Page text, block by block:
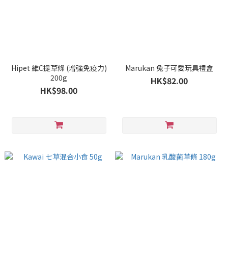
Hipet 維C提草條 (增強免疫力)
200g
HK$98.00
Marukan 兔子可愛玩具禮盒
HK$82.00